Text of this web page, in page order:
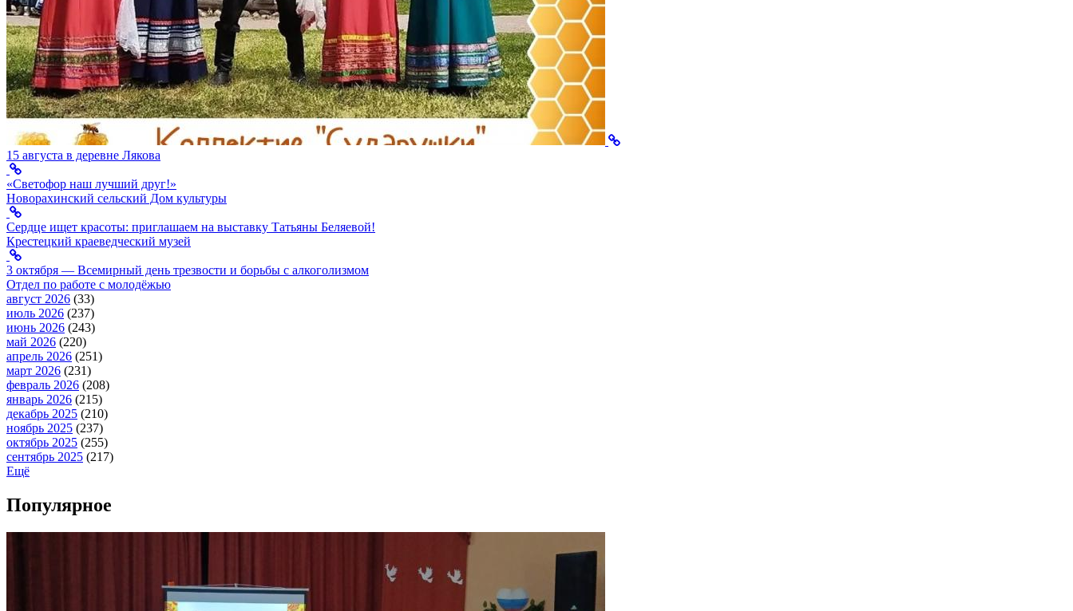
15 августа в деревне Лякова
«Светофор наш лучший друг!»
Новорахинский сельский Дом культуры
Сердце ищет красоты: приглашаем на выставку Татьяны Беляевой!
Крестецкий краеведческий музей
3 октября — Всемирный день трезвости и борьбы с алкоголизмом
Отдел по работе с молодёжью
август 2026 (33)
июль 2026 (237)
июнь 2026 (243)
май 2026 (220)
апрель 2026 (251)
март 2026 (231)
февраль 2026 (208)
январь 2026 (215)
декабрь 2025 (210)
ноябрь 2025 (237)
октябрь 2025 (255)
сентябрь 2025 (217)
Ещё
Популярное